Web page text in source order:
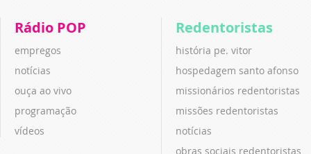
Rádio POP
empregos
notícias
ouça ao vivo
programação
vídeos
Redentoristas
história pe. vitor
hospedagem santo afonso
missionários redentoristas
missões redentoristas
notícias
obras sociais redentoristas